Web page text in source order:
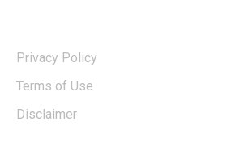
Privacy Policy
Terms of Use
Disclaimer